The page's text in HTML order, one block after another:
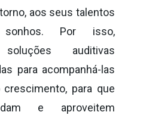
aos seus talentos
Por isso,
soluções auditivas
para acompanhá-las
para que
e aproveitem